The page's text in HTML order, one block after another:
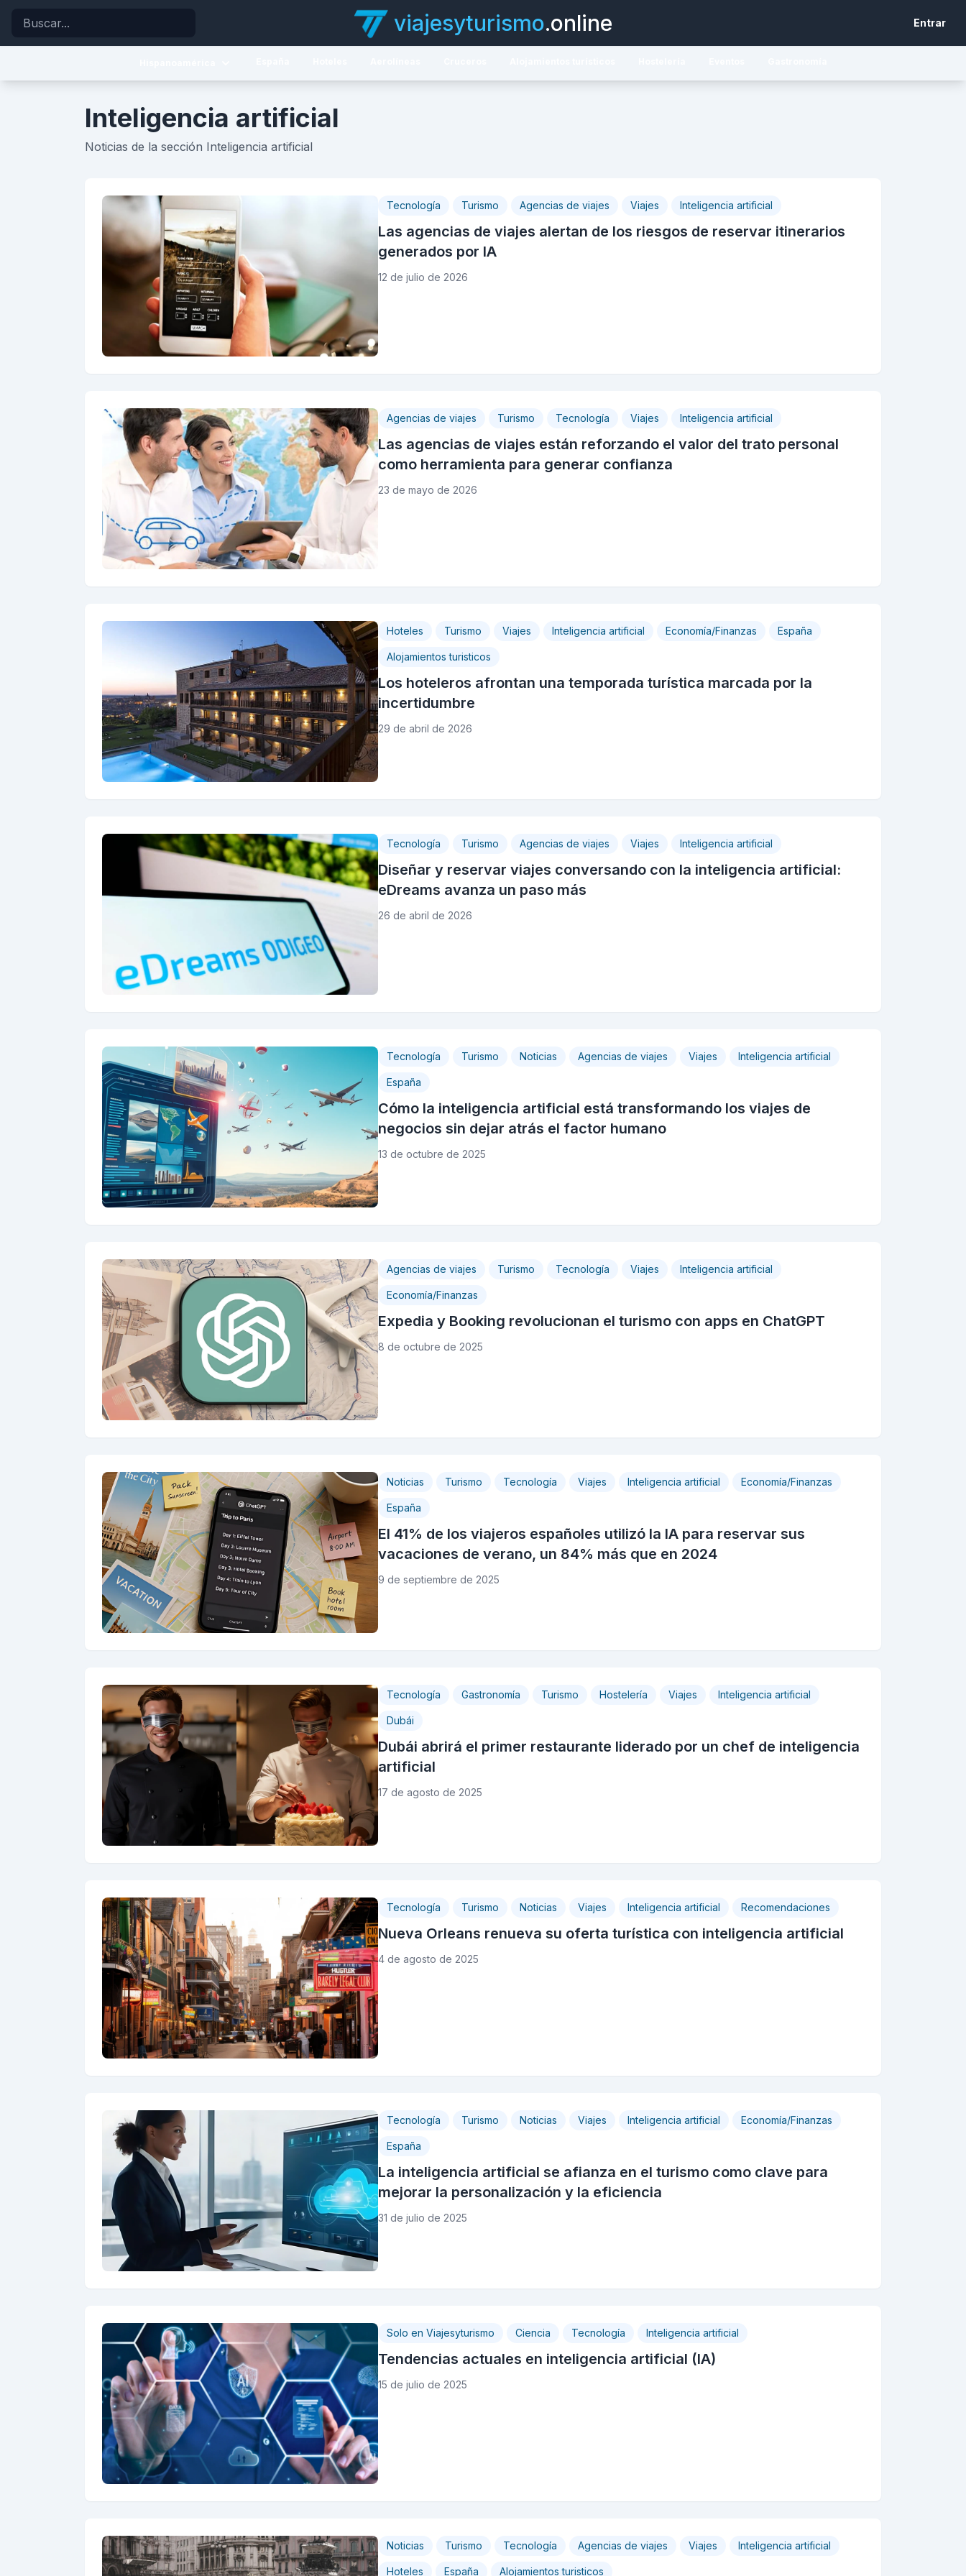
Buscar viajesyturismo.online Entrar
Centroamérica
Sudamérica
Inteligencia artificial
Noticias de la sección Inteligencia artificial
Tecnología Turismo Agencias de viajes Viajes Inteligencia artificial
Las agencias de viajes alertan de los riesgos de reservar itinerarios
generados por IA
12 de julio de 2026
Agencias de viajes Turismo Tecnología Viajes Inteligencia artificial
Las agencias de viajes están reforzando el valor del trato personal
como herramienta para generar confianza
23 de mayo de 2026
Hoteles Turismo Viajes Inteligencia artificial Economía/Finanzas España
Alojamientos turisticos
Los hoteleros afrontan una temporada turística marcada por la
incertidumbre
29 de abril de 2026
Tecnología Turismo Agencias de viajes Viajes Inteligencia artificial
Diseñar y reservar viajes conversando con la inteligencia artificial:
eDreams avanza un paso más
26 de abril de 2026
Tecnología Turismo Noticias Agencias de viajes Viajes Inteligencia artificial
España
Cómo la inteligencia artificial está transformando los viajes de
negocios sin dejar atrás el factor humano
13 de octubre de 2025
Agencias de viajes Turismo Tecnología Viajes Inteligencia artificial
Economía/Finanzas
Expedia y Booking revolucionan el turismo con apps en ChatGPT
8 de octubre de 2025
Noticias Turismo Tecnología Viajes Inteligencia artificial Economía/Finanzas
España
El 41% de los viajeros españoles utilizó la IA para reservar sus
vacaciones de verano, un 84% más que en 2024
9 de septiembre de 2025
Tecnología Gastronomía Turismo Hostelería Viajes Inteligencia artificial
Dubái
Dubái abrirá el primer restaurante liderado por un chef de inteligencia
artificial
17 de agosto de 2025
Tecnología Turismo Noticias Viajes Inteligencia artificial Recomendaciones
Nueva Orleans renueva su oferta turística con inteligencia artificial
4 de agosto de 2025
Tecnología Turismo Noticias Viajes Inteligencia artificial Economía/Finanzas
España
La inteligencia artificial se afianza en el turismo como clave para
mejorar la personalización y la eficiencia
31 de julio de 2025
Solo en Viajesyturismo Ciencia Tecnología Inteligencia artificial
Tendencias actuales en inteligencia artificial (IA)
15 de julio de 2025
Noticias Turismo Tecnología Agencias de viajes Viajes Inteligencia artificial
Hoteles España Alojamientos turisticos